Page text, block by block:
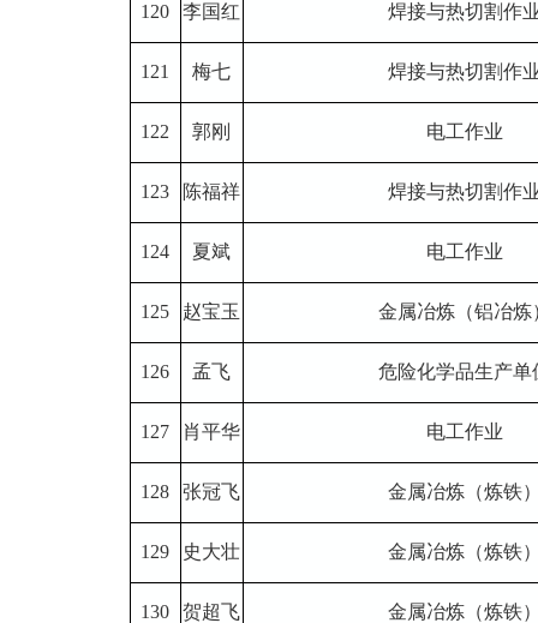
120 李国红 焊接与热切割作
121 梅七 焊接与热切割作
122 郭刚 电工作业
123 陈福祥 焊接与热切割作
124 夏斌 电工作业
125 赵宝玉 金属冶炼（铝冶炼
126 孟飞 危险化学品生产单
127 肖平华 电工作业
128 张冠飞 金属冶炼（炼铁
129 史大壮 金属冶炼（炼铁
130 贺超飞 金属冶炼（炼铁